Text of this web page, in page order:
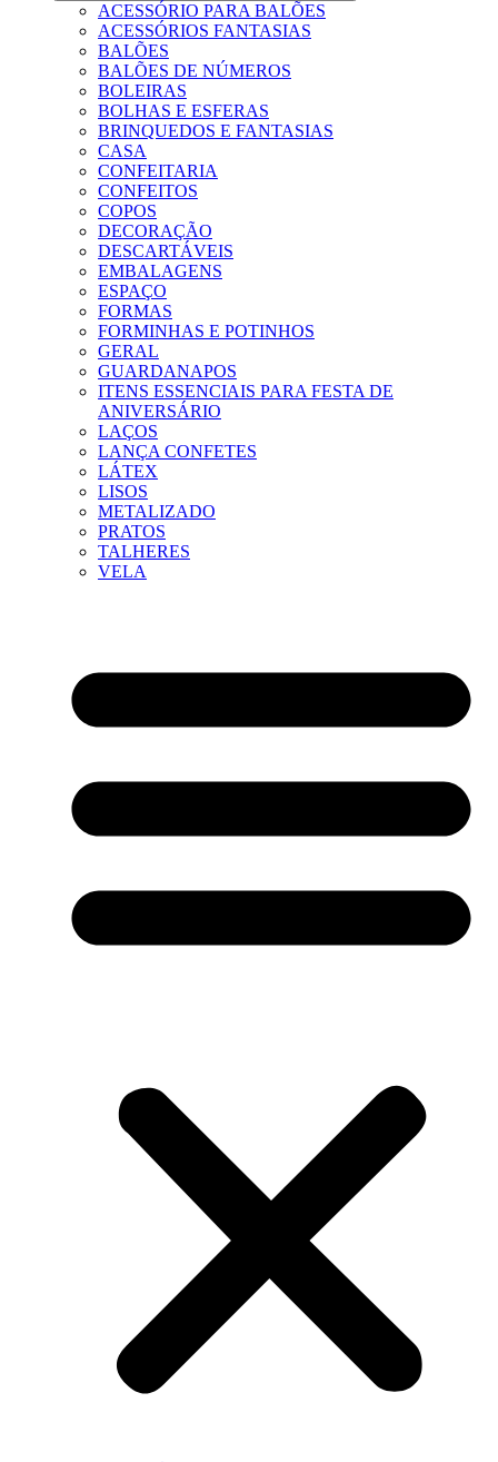
ACESSÓRIO PARA BALÕES
ACESSÓRIOS FANTASIAS
BALÕES
BALÕES DE NÚMEROS
BOLEIRAS
BOLHAS E ESFERAS
BRINQUEDOS E FANTASIAS
CASA
CONFEITARIA
CONFEITOS
COPOS
DECORAÇÃO
DESCARTÁVEIS
EMBALAGENS
ESPAÇO
FORMAS
FORMINHAS E POTINHOS
GERAL
GUARDANAPOS
ITENS ESSENCIAIS PARA FESTA DE
ANIVERSÁRIO
LAÇOS
LANÇA CONFETES
LÁTEX
LISOS
METALIZADO
PRATOS
TALHERES
VELA